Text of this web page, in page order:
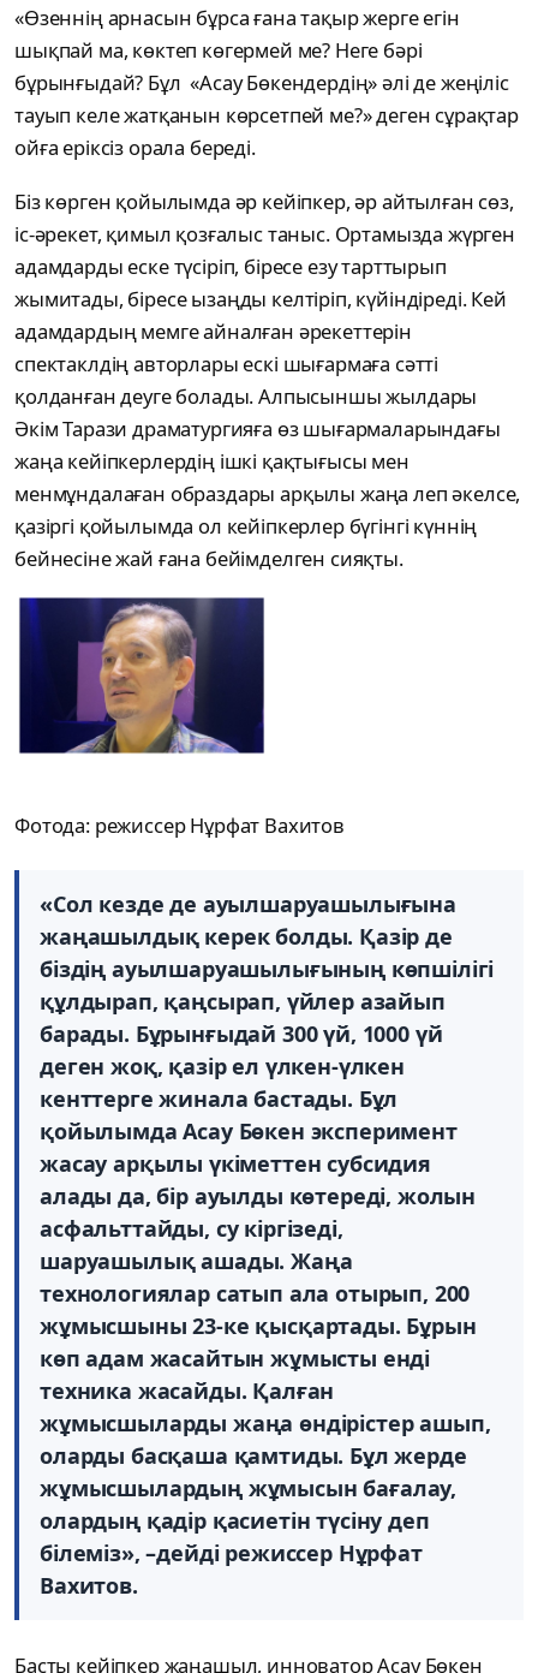
«Өзеннің арнасын бұрса ғана тақыр жерге егін
шықпай ма, көктеп көгермей ме? Неге бәрі
бұрынғыдай? Бұл «Асау Бөкендердің» әлі де жеңіліс
тауып келе жатқанын көрсетпей ме?» деген сұрақтар
ойға еріксіз орала береді.
Біз көрген қойылымда әр кейіпкер, әр айтылған сөз,
іс-әрекет, қимыл қозғалыс таныс. Ортамызда жүрген
адамдарды еске түсіріп, біресе езу тарттырып
жымитады, біресе ызаңды келтіріп, күйіндіреді. Кей
адамдардың мемге айналған әрекеттерін
спектаклдің авторлары ескі шығармаға сәтті
қолданған деуге болады. Алпысыншы жылдары
Әкім Тарази драматургияға өз шығармаларындағы
жаңа кейіпкерлердің ішкі қақтығысы мен
менмұндалаған образдары арқылы жаңа леп әкелсе,
қазіргі қойылымда ол кейіпкерлер бүгінгі күннің
бейнесіне жай ғана бейімделген сияқты.
Фотода: режиссер Нұрфат Вахитов
«Сол кезде де ауылшаруашылығына
жаңашылдық керек болды. Қазір де
біздің ауылшаруашылығының көпшілігі
құлдырап, қаңсырап, үйлер азайып
барады. Бұрынғыдай 300 үй, 1000 үй
деген жоқ, қазір ел үлкен-үлкен
кенттерге жинала бастады. Бұл
қойылымда Асау Бөкен эксперимент
жасау арқылы үкіметтен субсидия
алады да, бір ауылды көтереді, жолын
асфальттайды, су кіргізеді,
шаруашылық ашады. Жаңа
технологиялар сатып ала отырып, 200
жұмысшыны 23-ке қысқартады. Бұрын
көп адам жасайтын жұмысты енді
техника жасайды. Қалған
жұмысшыларды жаңа өндірістер ашып,
оларды басқаша қамтиды. Бұл жерде
жұмысшылардың жұмысын бағалау,
олардың қадір қасиетін түсіну деп
білеміз», –дейді режиссер Нұрфат
Вахитов.
Басты кейіпкер жаңашыл, инноватор Асау Бөкен